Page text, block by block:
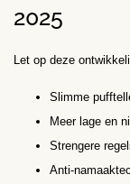
2025
Let op deze
Slimme
Meer lage en
Strengere
Anti-